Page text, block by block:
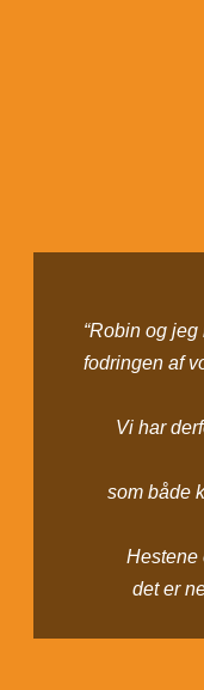
“Robin og
fodringen af
Vi har
som både
Hestene
det er